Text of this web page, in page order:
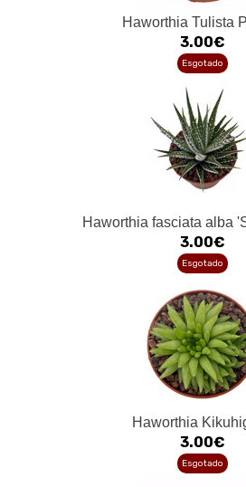
Haworthia Tulista
3.00€
Esgotado
Haworthia fasciata alba
3.00€
Esgotado
Haworthia
3.00€
Esgotado